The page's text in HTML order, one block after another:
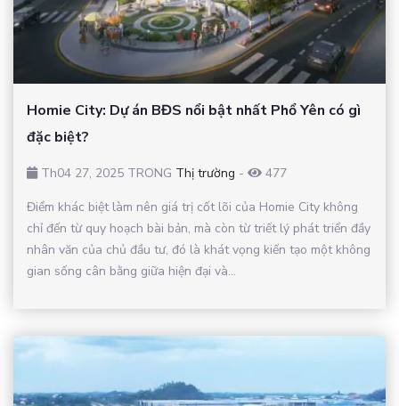
Homie City: Dự án BĐS nổi bật nhất Phổ Yên có gì
đặc biệt?
Th04 27, 2025 TRONG Thị trường -
477
Điểm khác biệt làm nên giá trị cốt lõi của Homie City không
chỉ đến từ quy hoạch bài bản, mà còn từ triết lý phát triển đầy
nhân văn của chủ đầu tư, đó là khát vọng kiến tạo một không
gian sống cân bằng giữa hiện đại và...